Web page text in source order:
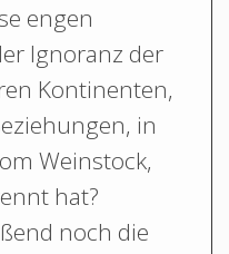
engen
Ignoranz der
Kontinenten,
in
Weinstock,
hat?
noch die